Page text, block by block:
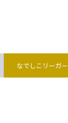
なでしこリーガー